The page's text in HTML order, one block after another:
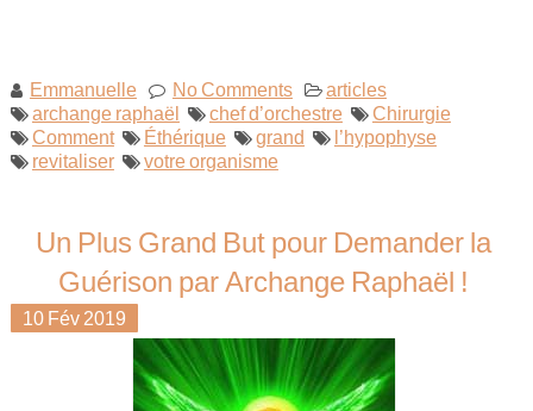
Emmanuelle No Comments
articles
archange raphaël
chef d’orchestre
Chirurgie
Comment
Éthérique grand
l’hypophyse
revitaliser
votre organisme
Un Plus Grand But pour Demander la
Guérison par Archange Raphaël !
10 Fév 2019